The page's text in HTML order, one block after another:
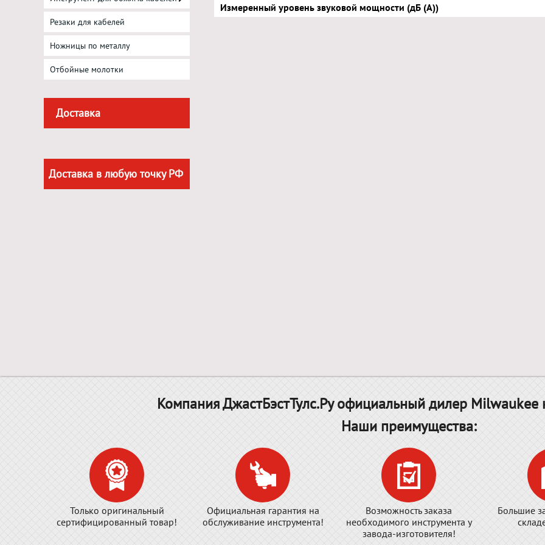
Резаки для кабелей
Ножницы по металлу
Отбойные молотки
Доставка
Доставка в любую точку РФ
Измеренный уровень звуковой мощности (дБ (А))
Компания ДжастБэстТулс.Ру официальный дилер Milwaukee
Наши преимущества:
Только оригинальный
сертифицированный товар!
Официальная гарантия на
обслуживание инструмента!
Возможность заказа
необходимого инструмента у
завода-изготовителя!
Большие